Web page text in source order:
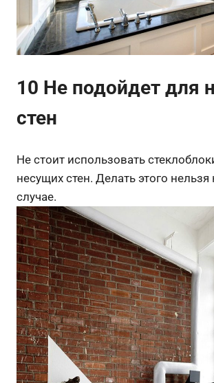
10 Не подойдет для
стен
Не стоит использовать
несущих стен. Делать этого
случае.